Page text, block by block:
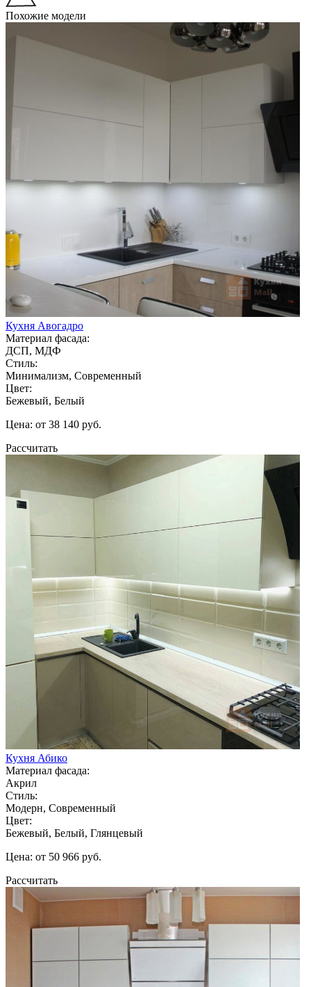
Похожие модели
Кухня Авогадро
Материал фасада:
ДСП, МДФ
Стиль:
Минимализм, Современный
Цвет:
Бежевый, Белый
Цена: от 38 140 руб.
Рассчитать
Кухня Абико
Материал фасада:
Акрил
Стиль:
Модерн, Современный
Цвет:
Бежевый, Белый, Глянцевый
Цена: от 50 966 руб.
Рассчитать